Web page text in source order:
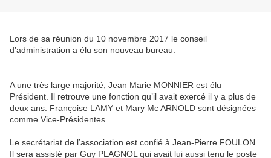
Lors de sa réunion du 10 novembre 2017 le conseil
d’administration a élu son nouveau bureau.
A une très large majorité, Jean Marie MONNIER est élu
Président. Il retrouve une fonction qu’il avait exercé il y a plus de
deux ans. Françoise LAMY et Mary Mc ARNOLD sont désignées
comme Vice-Présidentes.
Le secrétariat de l’association est confié à Jean-Pierre FOULON.
Il sera assisté par Guy PLAGNOL qui avait lui aussi tenu le poste